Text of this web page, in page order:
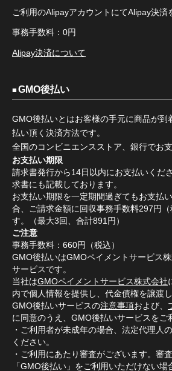
ご利用のAlipayアカウントにてAlipay決済
事務手数料：0円
Alipay決済について
GMO後払い
GMO後払いとはお客様の手元に商品が到
払い頂く決済方法です。
全国のコンビニエンスストア、銀行でお
お支払い期限
請求書発行から14日以内にお支払いくだ
求書にも記載しております。
お支払い期限を一定期間過ぎてもお支払
合、ご請求金額に回収事務手数料297円
す。（最大3回、合計891円）
ご注意
事務手数料：660円（税込）
GMO後払いはGMOペイメントサービス
サービスです。
当社はGMOペイメントサービス株式会社
内で個人情報を提供し、代金債権を譲渡し
GMO後払いサービスの注意事項および、
に同意のうえ、GMO後払いサービスをご
・ご利用者が未成年の場合、法定代理人
ください。
・ご利用にあたり審査がございます。審
「GMO後払い」をご利用いただけない場